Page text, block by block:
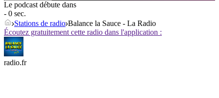
Le podcast débute dans
- 0 sec.
Stations de radio Balance la Sauce - La Radio
Écoutez gratuitement cette radio dans l'application :
radio.fr